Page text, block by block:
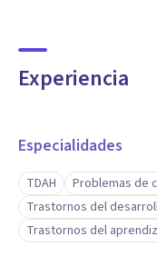
Experiencia
Especialidades
TDAH Problemas de
Trastornos del
Trastornos del